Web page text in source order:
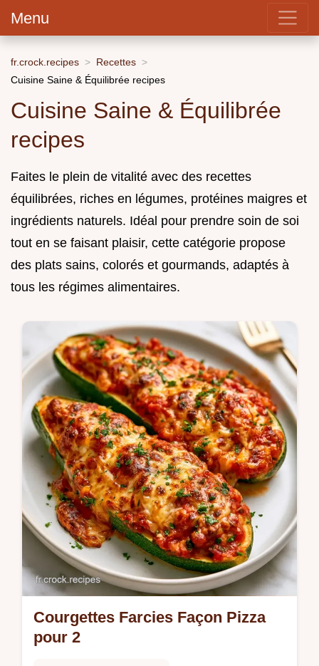
Menu
fr.crock.recipes
Recettes
Cuisine Saine & Équilibrée recipes
Cuisine Saine & Équilibrée
recipes
Faites le plein de vitalité avec des recettes
équilibrées, riches en légumes, protéines maigres et
ingrédients naturels. Idéal pour prendre soin de soi
tout en se faisant plaisir, cette catégorie propose
des plats sains, colorés et gourmands, adaptés à
tous les régimes alimentaires.
Courgettes Farcies Façon Pizza
pour 2